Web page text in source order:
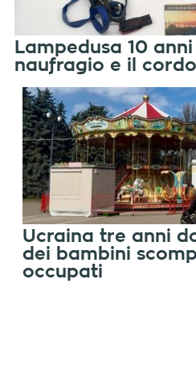
Lampedusa 10
naufragio e il
Ucraina tre anni
dei bambini
occupati